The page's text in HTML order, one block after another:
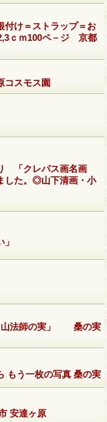
け＝ストラップ＝お
ｃｍ100ペ－ジ 京都
コスモス園
「クレパス画名画
した。◎山下清画・小
山法師の実」 桑の実
もう一枚の写真 桑の実
安達ヶ原